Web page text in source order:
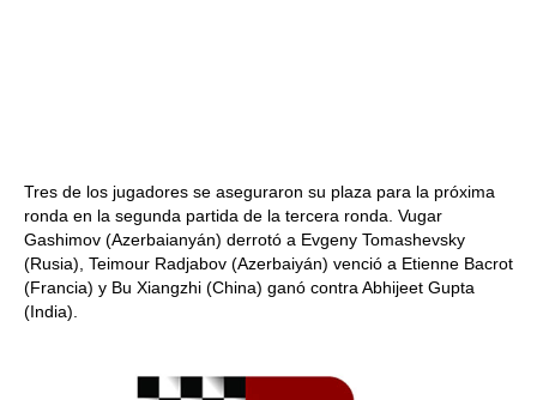
Tres de los jugadores se aseguraron su plaza para la próxima
ronda en la segunda partida de la tercera ronda. Vugar
Gashimov (Azerbaianyán) derrotó a Evgeny Tomashevsky
(Rusia), Teimour Radjabov (Azerbaiyán) venció a Etienne Bacrot
(Francia) y Bu Xiangzhi (China) ganó contra Abhijeet Gupta
(India).